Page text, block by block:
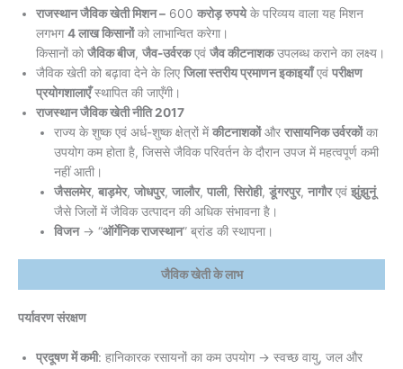
राजस्थान जैविक खेती मिशन – 600 करोड़ रुपयेके परिव्यय वाला यह मिशन
लगभग4 लाख किसानोंको लाभान्वित करेगा।
किसानों को जैविक बीज, जैव-उर्वरकएवं जैव कीटनाशकउपलब्ध कराने का लक्ष्य।
जैविक खेती को बढ़ावा देने के लिए जिला स्तरीय प्रमाणन इकाइयाँएवं परीक्षण
प्रयोगशालाएँस्थापित की जाएँगी।
राजस्थान जैविक खेती नीति 2017
राज्य के शुष्क एवं अर्ध-शुष्क क्षेत्रों मेंकीटनाशकोंऔर रासायनिक उर्वरकोंका
उपयोग कम होता है, जिससे जैविक परिवर्तन के दौरान उपज में महत्वपूर्ण कमी
नहीं आती।
जैसलमेर, बाड़मेर, जोधपुर, जालौर, पाली, सिरोही, डूंगरपुर, नागौरएवं झुंझुनूं
जैसे जिलों में जैविक उत्पादन की अधिक संभावना है।
विजन→ “ऑर्गेनिक राजस्थान” ब्रांड की स्थापना।
जैविक खेती के लाभ
पर्यावरण संरक्षण
प्रदूषण में कमी: हानिकारक रसायनों का कम उपयोग → स्वच्छ वायु, जल और